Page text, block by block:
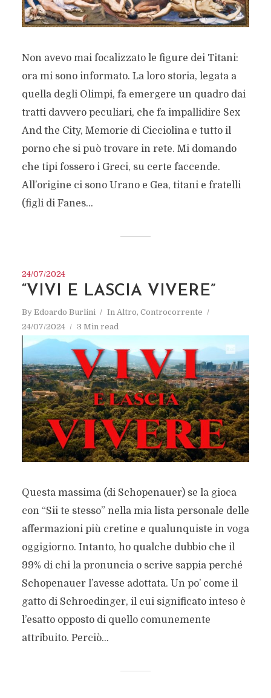
Non avevo mai focalizzato le figure dei Titani:
ora mi sono informato. La loro storia, legata a
quella degli Olimpi, fa emergere un quadro dai
tratti davvero peculiari, che fa impallidire Sex
And the City, Memorie di Cicciolina e tutto il
porno che si può trovare in rete. Mi domando
che tipi fossero i Greci, su certe faccende.
All’origine ci sono Urano e Gea, titani e fratelli
(figli di Fanes...
24/07/2024
“VIVI E LASCIA VIVERE”
By Edoardo Burlini In Altro, Controcorrente
24/07/2024
3 Min read
Questa massima (di Schopenauer) se la gioca
con “Sii te stesso” nella mia lista personale delle
affermazioni più cretine e qualunquiste in voga
oggigiorno. Intanto, ho qualche dubbio che il
99% di chi la pronuncia o scrive sappia perché
Schopenauer l’avesse adottata. Un po’ come il
gatto di Schroedinger, il cui significato inteso è
l’esatto opposto di quello comunemente
attribuito. Perciò...